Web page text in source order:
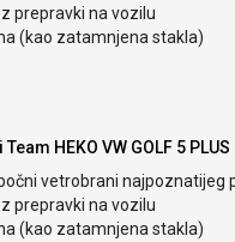
prepravki na vozilu
(kao zatamnjena stakla)
HEKO VW GOLF 5
vetrobrani najpoznatijeg
prepravki na vozilu
(kao zatamnjena stakla)